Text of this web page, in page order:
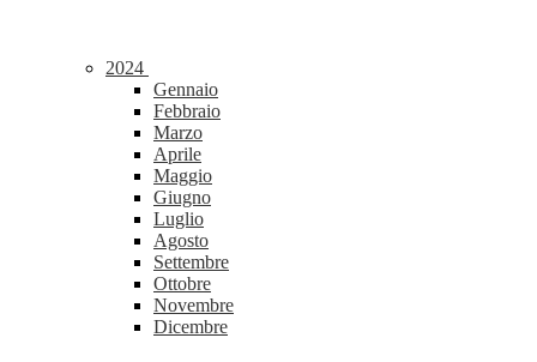
2024
Gennaio
Febbraio
Marzo
Aprile
Maggio
Giugno
Luglio
Agosto
Settembre
Ottobre
Novembre
Dicembre